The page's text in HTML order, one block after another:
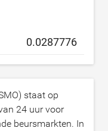
staat op
24 uur voor
beursmarkten. In